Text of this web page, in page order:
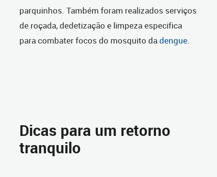
parquinhos. Também foram realizados serviços
de roçada, dedetização e limpeza especifica
para combater focos do mosquito dadengue.
Dicas para um retorno
tranquilo